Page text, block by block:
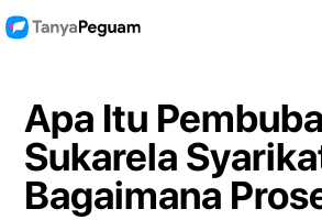
Apa Itu
Sukarela
Bagaimana